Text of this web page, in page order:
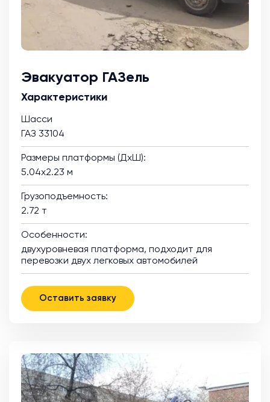
Эвакуатор ГАЗель
Характеристики
Шасси
ГАЗ 33104
Размеры платформы (ДхШ):
5.04х2.23 м
Грузоподъемность:
2.72 т
Особенности:
двухуровневая платформа, подходит для
перевозки двух легковых автомобилей
Оставить заявку